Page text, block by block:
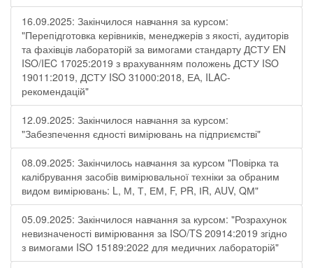
16.09.2025: Закінчилося навчання за курсом:
"Перепідготовка керівників, менеджерів з якості, аудиторів
та фахівців лабораторій за вимогами стандарту ДСТУ EN
ISO/IEC 17025:2019 з врахуванням положень ДСТУ ISO
19011:2019, ДСТУ ISO 31000:2018, ЕА, ILAC-
рекомендацій"
12.09.2025: Закінчилося навчання за курсом:
"Забезпечення єдності вимірювань на підприємстві"
08.09.2025: Закінчилось навчання за курсом "Повірка та
калібрування засобів вимірювальної техніки за обраним
видом вимірювань: L, М, Т, ЕМ, F, РR, ІR, АUV, QМ"
05.09.2025: Закінчилося навчання за курсом: "Розрахунок
невизначеності вимірювання за ISO/TS 20914:2019 згідно
з вимогами ISO 15189:2022 для медичних лабораторій"